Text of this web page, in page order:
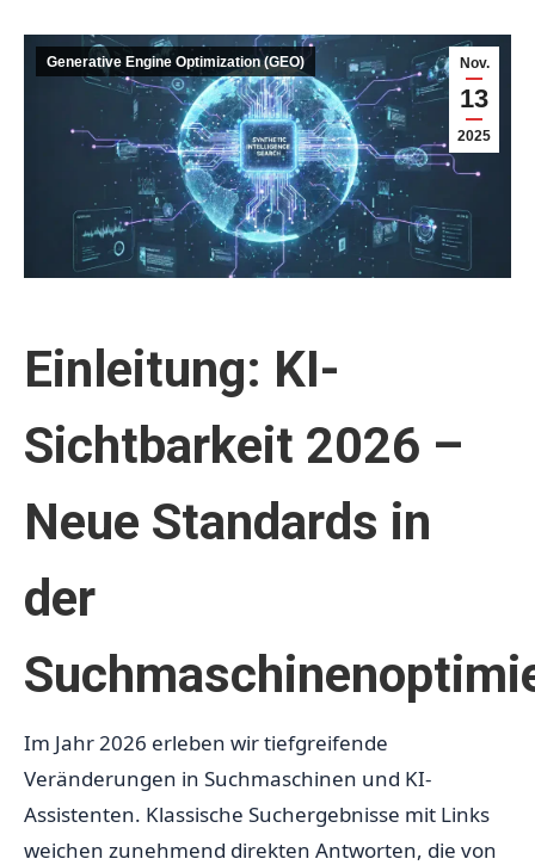
Nov.
13
2025
Generative Engine Optimization (GEO)
Einleitung: KI-
Sichtbarkeit 2026 –
Neue Standards in
der
Im Jahr 2026 erleben wir tiefgreifende
Veränderungen in Suchmaschinen und KI-
Assistenten. Klassische Suchergebnisse mit Links
weichen zunehmend direkten Antworten, die von